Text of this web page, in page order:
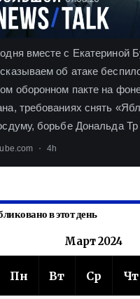
в этот день
Март 2024
Пн Вт Ср Чт